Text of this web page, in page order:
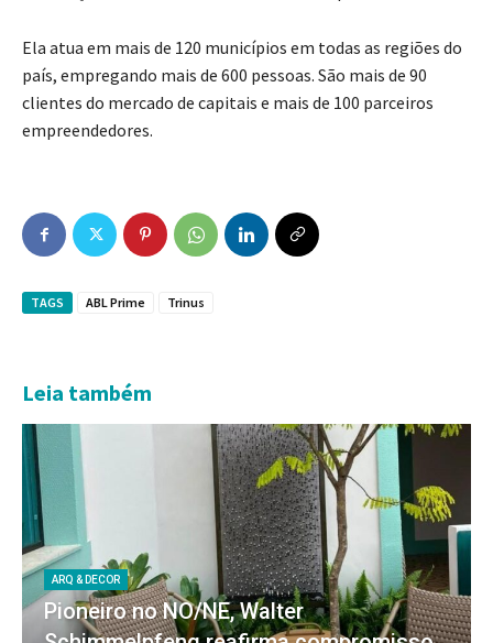
Ela atua em mais de 120 municípios em todas as regiões do
país, empregando mais de 600 pessoas. São mais de 90
clientes do mercado de capitais e mais de 100 parceiros
empreendedores.
TAGS ABL Prime Trinus
Leia também
ARQ & DECOR
Pioneiro no NO/NE, Walter